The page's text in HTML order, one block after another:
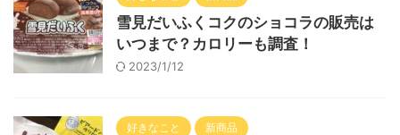
雪見だいふくコクのショコラの販売は
いつまで？カロリーも調査！
2023/1/12
好きなこと 新商品